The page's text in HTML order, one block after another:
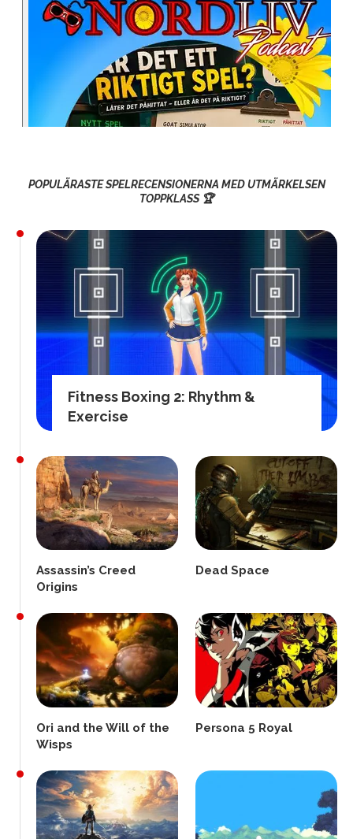
POPULÄRASTE SPELRECENSIONERNA MED UTMÄRKELSEN
TOPPKLASS 🏆
Fitness Boxing 2: Rhythm &
Exercise
Assassin’s Creed
Origins
Dead Space
Ori and the Will of the
Wisps
Persona 5 Royal